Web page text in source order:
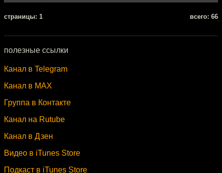
cтраницы: 1 всего: 66
полезные ссылки
Канал в Telegram
Канал в MAX
Группа в Контакте
Канал на Rutube
Канал в Дзен
Видео в iTunes Store
Подкаст в iTunes Store